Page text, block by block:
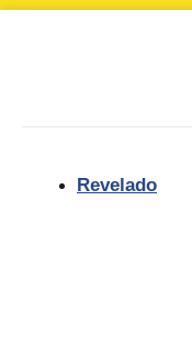
Revelado